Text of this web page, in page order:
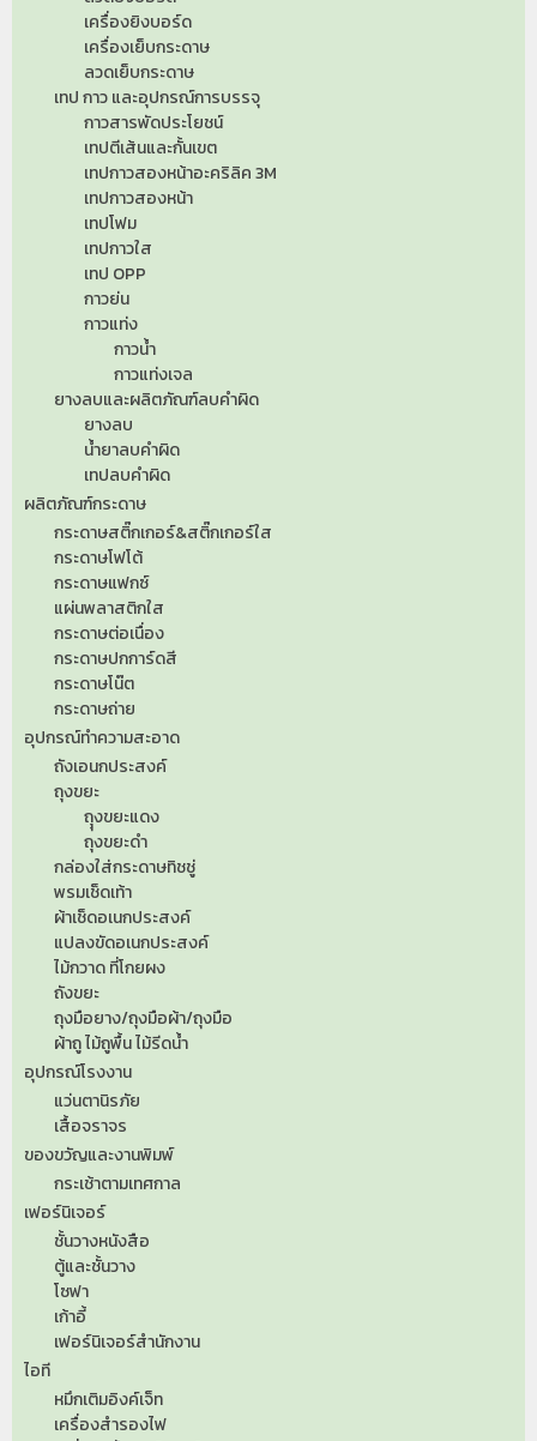
เครื่องยิงบอร์ด
เครื่องเย็บกระดาษ
ลวดเย็บกระดาษ
เทป กาว และอุปกรณ์การบรรจุ
กาวสารพัดประโยชน์
เทปตีเส้นและกั้นเขต
เทปกาวสองหน้าอะคริลิค 3M
เทปกาวสองหน้า
เทปโฟม
เทปกาวใส
เทป OPP
กาวย่น
กาวแท่ง
กาวน้ำ
กาวแท่งเจล
ยางลบและผลิตภัณฑ์ลบคำผิด
ยางลบ
น้ำยาลบคำผิด
เทปลบคำผิด
ผลิตภัณฑ์กระดาษ
กระดาษสติ๊กเกอร์&สติ๊กเกอร์ใส
กระดาษโฟโต้
กระดาษแฟกซ์
แผ่นพลาสติกใส
กระดาษต่อเนื่อง
กระดาษปกการ์ดสี
กระดาษโน๊ต
กระดาษถ่าย
อุปกรณ์ทำความสะอาด
ถังเอนกประสงค์
ถุงขยะ
ถุุงขยะแดง
ถุงขยะดำ
กล่องใส่กระดาษทิชชู่
พรมเช็ดเท้า
ผ้าเช็ดอเนกประสงค์
แปลงขัดอเนกประสงค์
ไม้กวาด ที่โกยผง
ถังขยะ
ถุงมือยาง/ถุงมือผ้า/ถุงมือ
ผ้าถู ไม้ถูพื้น ไม้รีดน้ำ
อุปกรณ์โรงงาน
แว่นตานิรภัย
เสื้อจราจร
ของขวัญและงานพิมพ์
กระเช้าตามเทศกาล
เฟอร์นิเจอร์
ชั้นวางหนังสือ
ตู้และชั้นวาง
โซฟา
เก้าอี้
เฟอร์นิเจอร์สำนักงาน
ไอที
หมึกเติมอิงค์เจ็ท
เครื่องสำรองไฟ